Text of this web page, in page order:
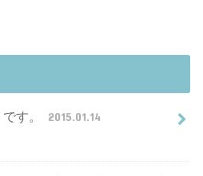
す。 2015.01.14